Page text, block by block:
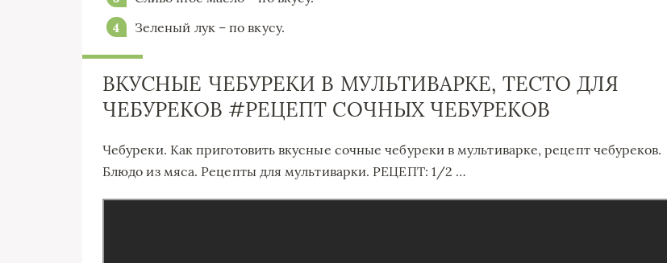
Зеленый лук – по вкусу.
ВКУСНЫЕ ЧЕБУРЕКИ В МУЛЬТИВАРКЕ, ТЕСТО ДЛЯ
ЧЕБУРЕКОВ #РЕЦЕПТ СОЧНЫХ ЧЕБУРЕКОВ
Чебуреки. Как приготовить вкусные сочные чебуреки в мультиварке, рецепт чебуреков.
Блюдо из мяса. Рецепты для мультиварки. РЕЦЕПТ: 1/2 …